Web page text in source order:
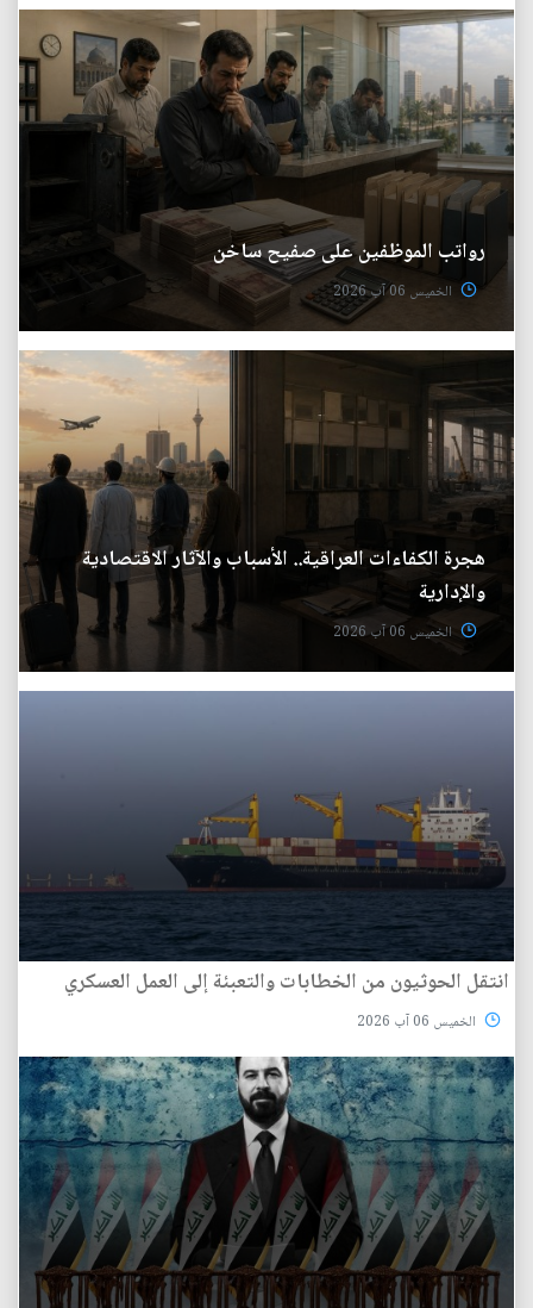
رواتب الموظفين على صفيح ساخن
الخميس 06 آب 2026
هجرة الكفاءات العراقية.. الأسباب والآثار الاقتصادية
والإدارية
الخميس 06 آب 2026
انتقل الحوثيون من الخطابات والتعبئة إلى العمل العسكري
الخميس 06 آب 2026